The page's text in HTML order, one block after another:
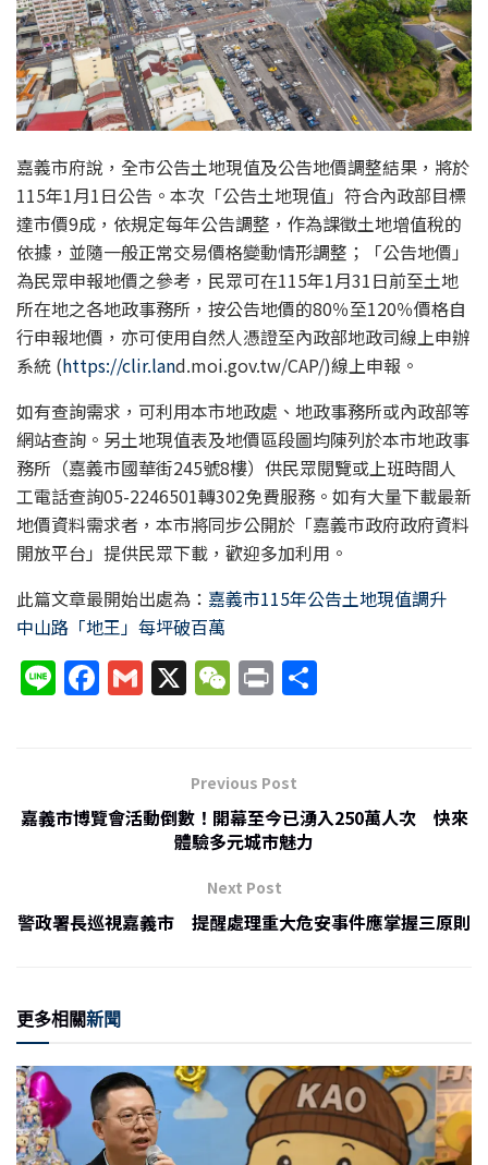
嘉義市府說，全市公告土地現值及公告地價調整結果，將於
115年1月1日公告 。 本次 「公告土地現值」 符合內政部目標
達市價9成，依規定每年公告調整，作為課徵土地增值稅的
依據，並隨一般正常交易價格變動情形調整 ；
「公告地價」
為民眾申報地價之參考，民眾可在115年1月31日前至土地
所在地之各地政事務所，按公告地價的80％至120％價格自
行申報地價，亦可使用自然人憑證至內政部地政司線上申辦
系統 (https://clir.land.moi.gov.tw/CAP/)線上申報 。
如有查詢需求，可利用本市地政處 、地政事務所或內政部等
網站查詢 。 另土地現值表及地價區段圖均陳列於本市地政事
務所（嘉義市國華街245號8樓）供民眾閱覽或上班時間人
工電話查詢05-2246501轉302免費服務 。 如有大量下載最新
地價資料需求者， 本市將同步公開於 「嘉義市政府政府資料
開放平台 」提供民眾下載，歡迎多加利用。
此篇文章最開始出處為： 嘉義市115年公告土地現值調升
中山路「地王」每坪破百萬
Li
n
F
a
b
k
G
m
X W
e
h
at
P
ri
Previous Post
嘉義市博覽會活動倒數！開幕至今已湧入250萬人次 快來
體驗多元城市魅力
Next Post
警政署長巡視嘉義市 提醒處理重大危安事件應掌握三原則
更多相關新聞